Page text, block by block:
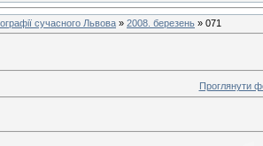
сучасного Львова » 2008. березень » 071
Проглянути